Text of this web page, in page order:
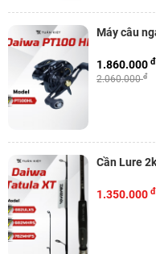
Máy câu
2.060.000đ
1.860.000 đ
1.350.000 đ